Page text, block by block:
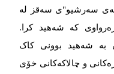
سەرشیو"ی سەقز لە
کە شەهید کرا.
بە شەهید بوونی کاک
و چالاکەکانی خۆی